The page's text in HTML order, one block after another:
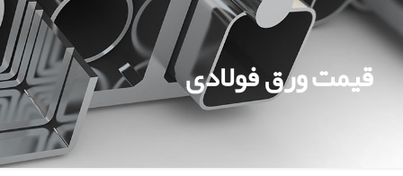
قیمت ورق فولادی